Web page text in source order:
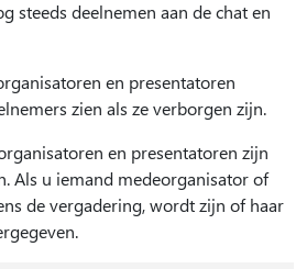
steeds deelnemen aan de chat en
en presentatoren
zien als ze verborgen zijn.
en presentatoren zijn
Als u iemand medeorganisator of
de vergadering, wordt zijn of haar